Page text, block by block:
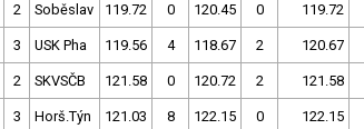
2 Soběslav 119.72 0 120.45 0 119.72
3 USK Pha 119.56 4 118.67 2 120.67
2 SKVSČB 121.58 0 120.72 2 121.58
3 Horš.Týn 121.03 8 122.15 0 122.15